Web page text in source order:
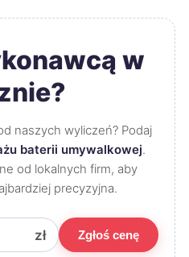
w
naszych wyliczeń? Podaj
baterii umywalkowej.
od lokalnych firm, aby
precyzyjna.
zł Zgłoś cenę